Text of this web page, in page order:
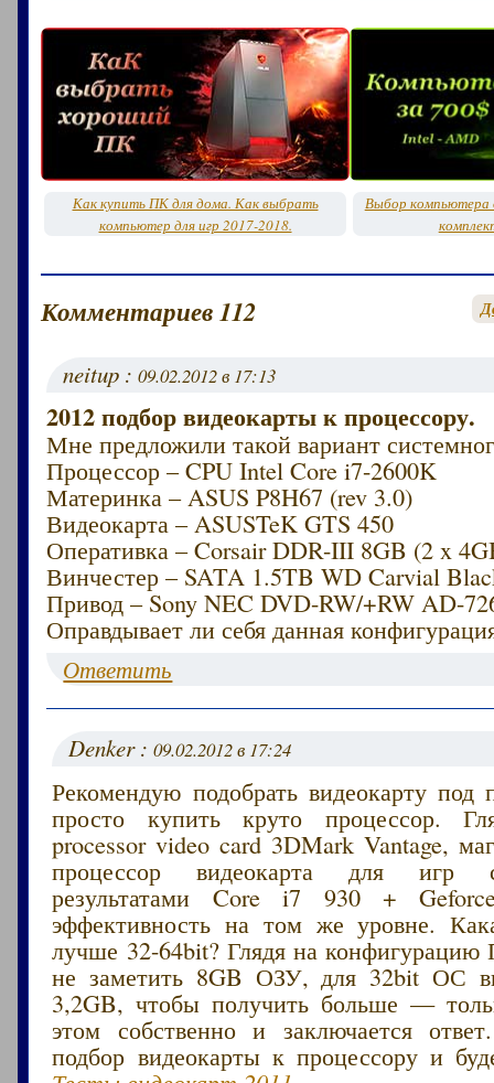
Как купить ПК для дома. Как выбрать
компьютер для игр 2017-2018.
Выбор компьютера
Комментариев 112
neitup :09.02.2012 в 17:13
2012 подбор видеокарты к процессору.
Мне предложили такой вариант
Процессор – CPU Intel Core i7-2600K
Материнка – ASUS P8H67 (rev 3.0)
Видеокарта – ASUSTeK GTS 450
Оперативка – Corsair DDR-III 8GB (2 x
Винчестер – SATA 1.5TB WD Carvial
Привод – Sony NEC DVD-RW/+RW AD-
Оправдывает ли себя данная
Ответить
Denker :09.02.2012 в 17:24
Рекомендую подобрать видеокарту под
просто купить круто процессор.
processor video card 3DMark Vantage,
процессор видеокарта для игр
результатами Core i7 930 +
эффективность на том же уровне.
лучше 32-64bit? Глядя на
не заметить 8GB ОЗУ, для 32bit ОС
3,2GB, чтобы получить больше —
этом собственно и заключается
подбор видеокарты к процессору и